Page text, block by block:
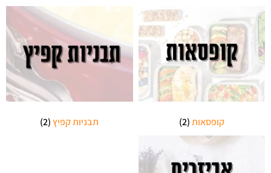
קופסאות(2) תבניות קפיץ(2)